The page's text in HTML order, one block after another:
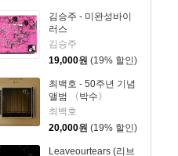
김승주 - 미완성바이
러스
김승주
19,000원 (19% 할인)
최백호 - 50주년 기념
앨범 〈박수〉
최백호
20,000원 (19% 할인)
Leaveourtears (리브